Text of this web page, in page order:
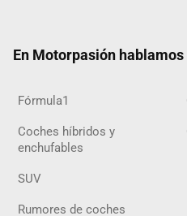
En Motorpasión hablamos
Fórmula1
Coches híbridos y
enchufables
SUV
Rumores de coches